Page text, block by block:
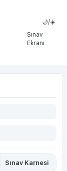
🌙/☀️
Sınav
Ekranı
Sınav Karnesi